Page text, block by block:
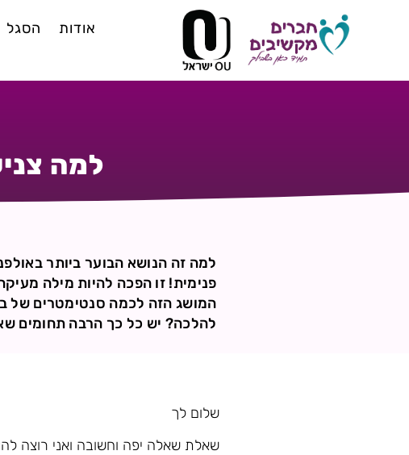
אודות הסגל
למה
למה זה הנושא הבוער ביותר
פנימית! זו הפכה להיות מילה
המושג הזה לכמה סנטימטרים של
להלכה? יש כל כך הרבה תחומים
שלום לך
שאלת שאלה יפה וחשובה ואני רוצה